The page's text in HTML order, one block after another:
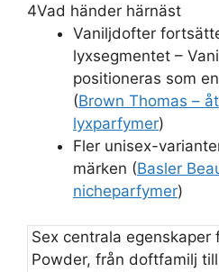
4Vad händer härnäst
Vaniljdofter
lyxsegmentet –
positioneras som
(Brown Thomas –
lyxparfymer)
Fler unisex-
märken (Basler
nicheparfymer)
Sex centrala egenskaper
Powder, från doftfamilj